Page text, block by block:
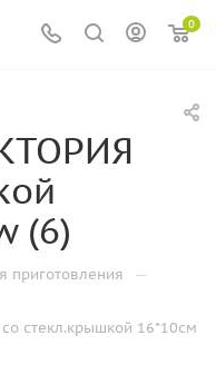
0
(6)
приготовления —
стекл.крышкой 16*10см